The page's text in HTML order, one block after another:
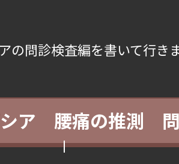
問診検査編を書いて行きま
シア 腰痛の推測